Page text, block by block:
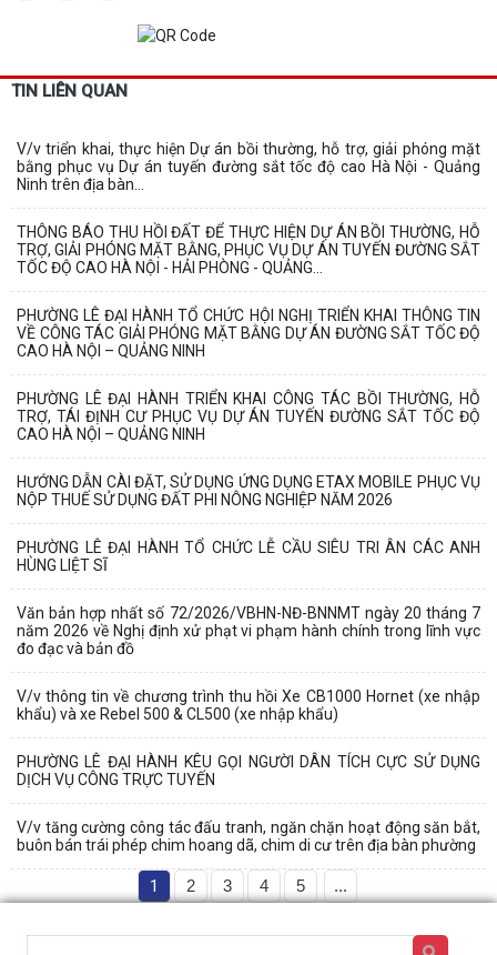
TIN LIÊN QUAN
V/v triển khai, thực hiện Dự án bồi thường, hỗ trợ, giải phóng mặt
bằng phục vụ Dự án tuyến đường sắt tốc độ cao Hà Nội - Quảng
Ninh trên địa bàn...
THÔNG BÁO THU HỒI ĐẤT ĐỂ THỰC HIỆN DỰ ÁN BỒI THƯỜNG, HỖ
TRỢ, GIẢI PHÓNG MẶT BẰNG, PHỤC VỤ DỰ ÁN TUYẾN ĐƯỜNG SẮT
TỐC ĐỘ CAO HÀ NỘI - HẢI PHÒNG - QUẢNG...
PHƯỜNG LÊ ĐẠI HÀNH TỔ CHỨC HỘI NGHỊ TRIỂN KHAI THÔNG TIN
VỀ CÔNG TÁC GIẢI PHÓNG MẶT BẰNG DỰ ÁN ĐƯỜNG SẮT TỐC ĐỘ
CAO HÀ NỘI – QUẢNG NINH
PHƯỜNG LÊ ĐẠI HÀNH TRIỂN KHAI CÔNG TÁC BỒI THƯỜNG, HỖ
TRỢ, TÁI ĐỊNH CƯ PHỤC VỤ DỰ ÁN TUYẾN ĐƯỜNG SẮT TỐC ĐỘ
CAO HÀ NỘI – QUẢNG NINH
HƯỚNG DẪN CÀI ĐẶT, SỬ DỤNG ỨNG DỤNG ETAX MOBILE PHỤC VỤ
NỘP THUẾ SỬ DỤNG ĐẤT PHI NÔNG NGHIỆP NĂM 2026
PHƯỜNG LÊ ĐẠI HÀNH TỔ CHỨC LỄ CẦU SIÊU TRI ÂN CÁC ANH
HÙNG LIỆT SĨ
Văn bản hợp nhất số 72/2026/VBHN-NĐ-BNNMT ngày 20 tháng 7
năm 2026 về Nghị định xử phạt vi phạm hành chính trong lĩnh vực
đo đạc và bản đồ
V/v thông tin về chương trình thu hồi Xe CB1000 Hornet (xe nhập
khẩu) và xe Rebel 500 & CL500 (xe nhập khẩu)
PHƯỜNG LÊ ĐẠI HÀNH KÊU GỌI NGƯỜI DÂN TÍCH CỰC SỬ DỤNG
DỊCH VỤ CÔNG TRỰC TUYẾN
V/v tăng cường công tác đấu tranh, ngăn chặn hoạt động săn bắt,
buôn bán trái phép chim hoang dã, chim di cư trên địa bàn phường
1 2 3 4 5 ...